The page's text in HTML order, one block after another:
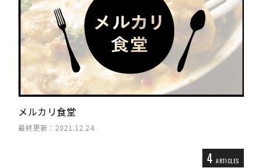
メルカリ食堂
最終更新：2021.12.24
4 ARTICLES